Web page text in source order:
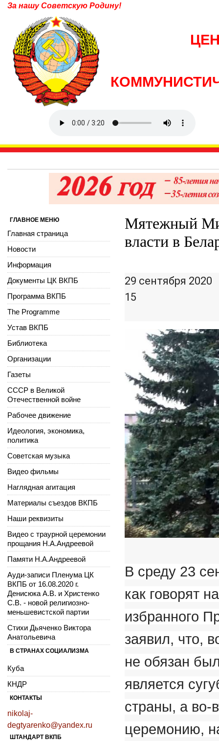
За нашу Советскую Родину!
Мятежный
власти в
29 сентября 2020
15
В среду 23
как говорят
избранного
заявил, что,
не обязан
является
страны, а во-
церемонию,
ГЛАВНОЕ МЕНЮ
Главная страница
Новости
Информация
Документы ЦК ВКПБ
Программа ВКПБ
The Programme
Устав ВКПБ
Библиотека
Организации
Газеты
СССР в Великой
Отечественной войне
Рабочее движение
Идеология, экономика,
политика
Советская музыка
Видео фильмы
Наглядная агитация
Материалы съездов ВКПБ
Наши реквизиты
Видео с траурной церемонии
прощания Н.А.Андреевой
Памяти Н.А.Андреевой
Ауди-записи Пленума ЦК
ВКПБ от 16.08.2020 г.
Денисюка А.В. и Христенко
С.В. - новой религиозно-
меньшевистской партии
Стихи Дьяченко Виктора
Анатольевича
В СТРАНАХ СОЦИАЛИЗМА
Куба
КНДР
КОНТАКТЫ
nikolaj-
degtyarenko@yandex.ru
ШТАНДАРТ ВКПБ